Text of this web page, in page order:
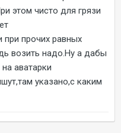
этом чисто для грязи
при прочих равных
возить надо.Ну а дабы
аватарки
указано,с каким